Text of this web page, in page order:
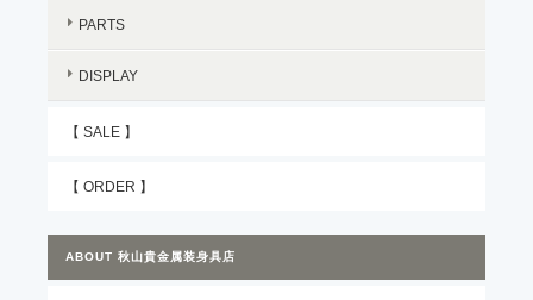
PARTS
DISPLAY
【 SALE 】
【 ORDER 】
ABOUT 秋山貴金属装身具店